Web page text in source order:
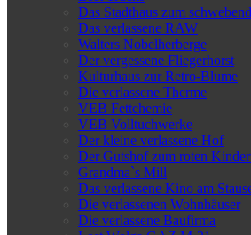
Das Stadthaus zum
Das verlassene RAW
Walters Nobelherberge
Der vergessene Fliegerhorst
Kulturhaus zur Retro-Blume
Die verlassene Therme
VEB Fettchemie
VEB Volltuchwerke
Der kleine verlassene Hof
Der Gutshof zum roten
Grandma`s Mill
Das verlassene Kino am
Die verlassenen Wohnhäuser
Die verlassene Baufirma